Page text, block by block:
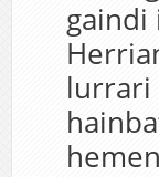
gaindi
lurrari